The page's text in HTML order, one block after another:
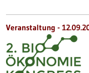
Veranstaltung -